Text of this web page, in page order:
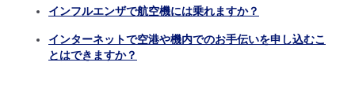
インフルエンザで航空機には乗れますか？
インターネットで空港や機内でのお手伝いを申し込むこ
とはできますか？